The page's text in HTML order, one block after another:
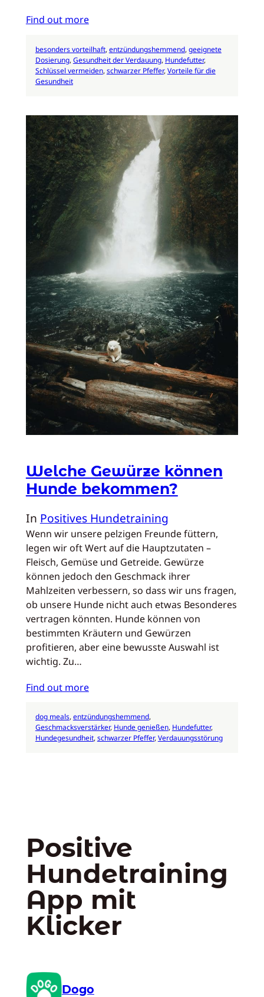
Find out more
besonders vorteilhaft, entzündungshemmend, geeignete
Dosierung, Gesundheit der Verdauung, Hundefutter
Schlüssel vermeiden, schwarzer Pfeffer, Vorteile für die
Gesundheit
Welche Gewürze können
Hunde bekommen?
In Positives Hundetraining
Wenn wir unsere pelzigen Freunde füttern,
legen wir oft Wert auf die Hauptzutaten –
Fleisch, Gemüse und Getreide. Gewürze
können jedoch den Geschmack ihrer
Mahlzeiten verbessern, so dass wir uns fragen,
ob unsere Hunde nicht auch etwas Besonderes
vertragen könnten. Hunde können von
bestimmten Kräutern und Gewürzen
profitieren, aber eine bewusste Auswahl ist
wichtig. Zu…
Find out more
dog meals, entzündungshemmend
Geschmacksverstärker, Hunde genießen, Hundefutter
Hundegesundheit, schwarzer Pfeffer, Verdauungsstörung
Positive
Hundetraining
App mit
Klicker
Dogo